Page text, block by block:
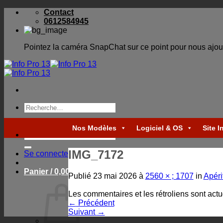
Skip
content
Contact
0612584945
Pointez la caméra SnapChat sur ce point pour nous
Recherche
pour :
pour :
Se connecter
Panier /0,00€
Nos Modèles Logiciel & OS Site
IMG_7172
Publié 23 mai 2026à 2560 × ; 1707in
Les commentaires et les rétroliens sont
← Précédent
Suivant →